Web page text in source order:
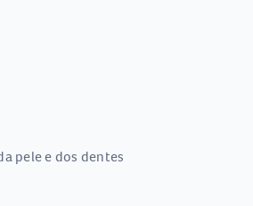
pele e dos dentes